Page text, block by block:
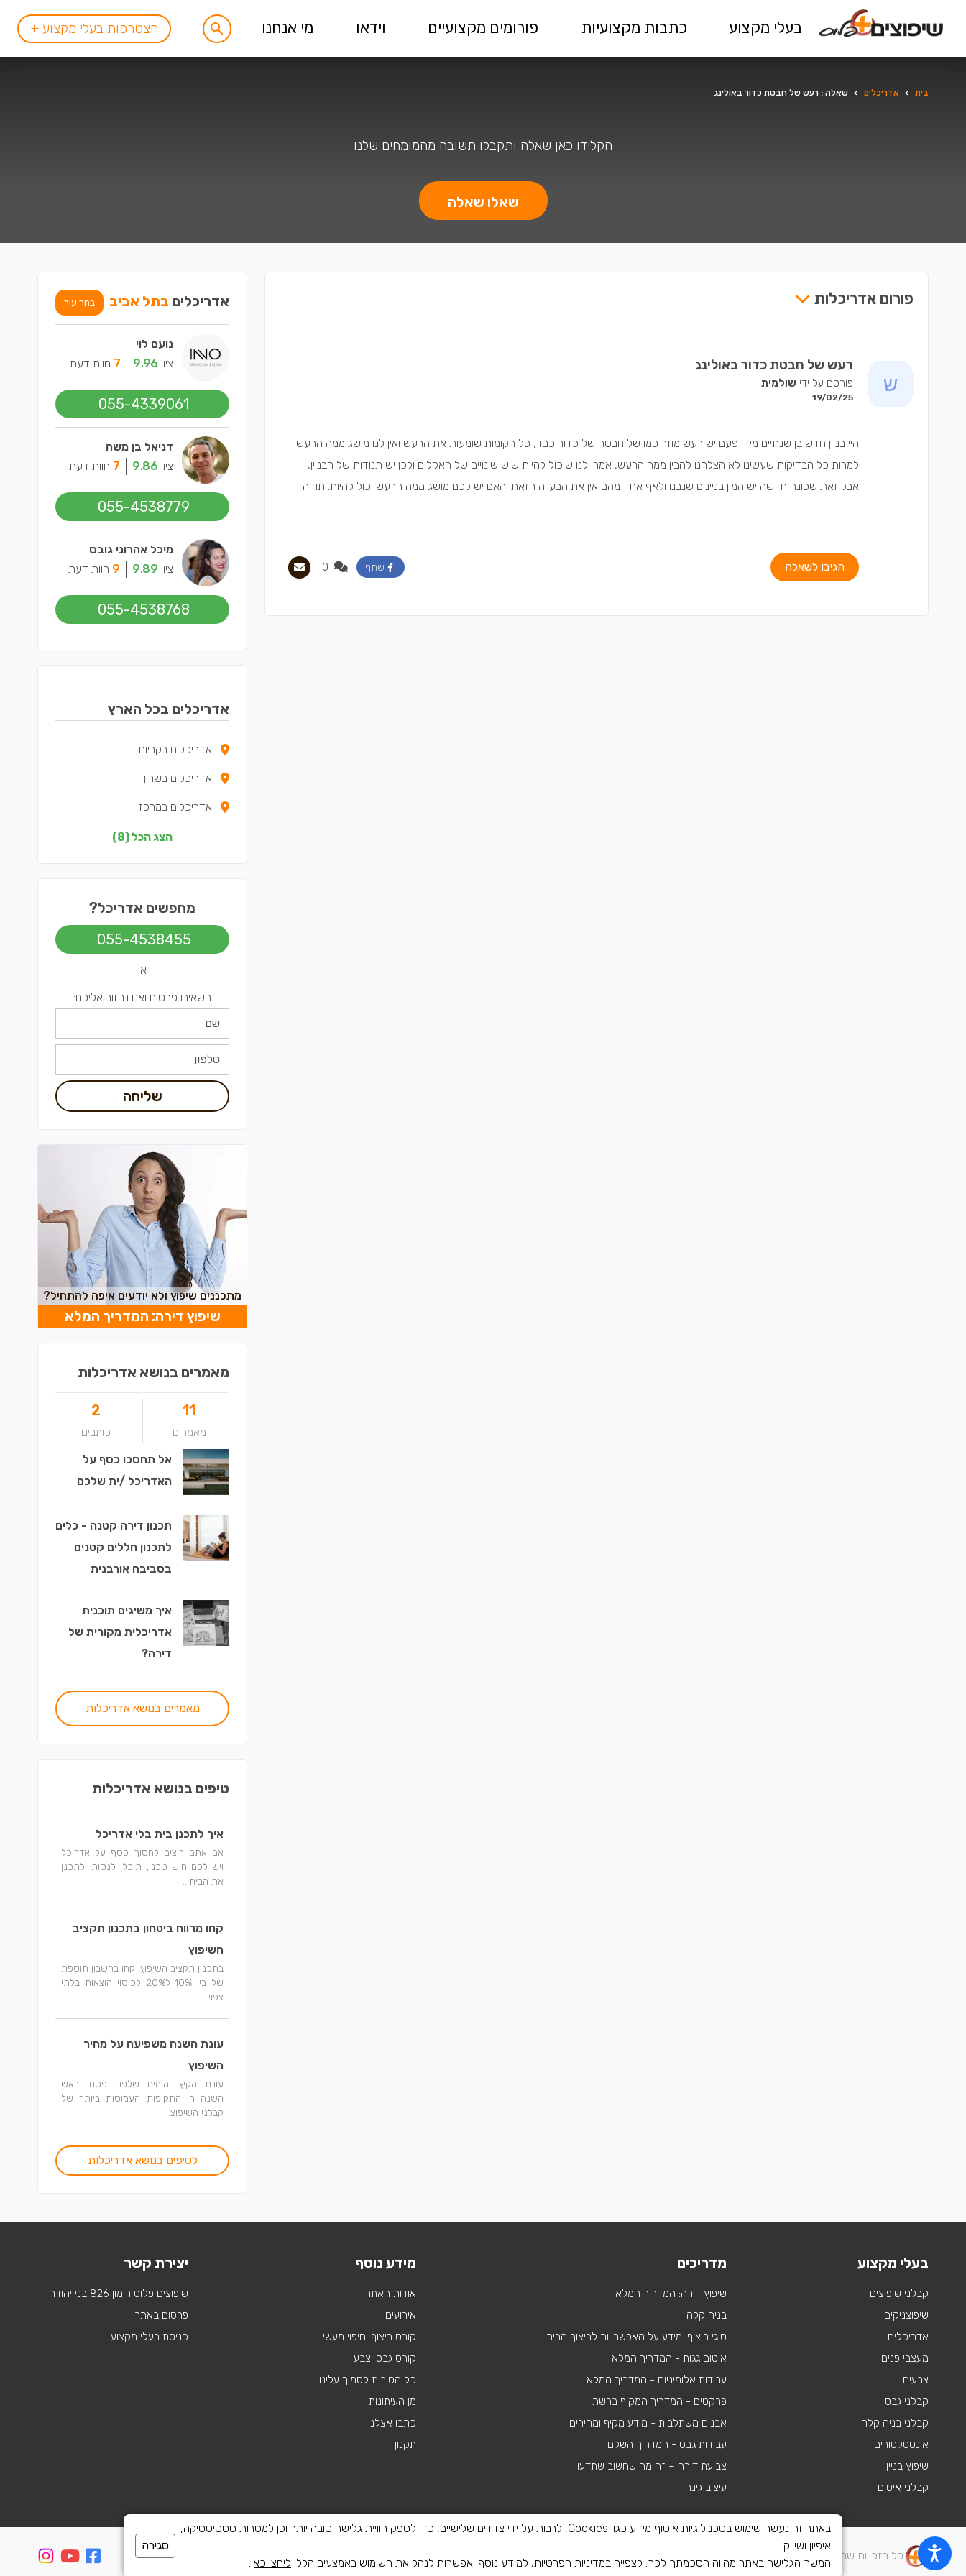
בעלי מקצוע כתבות מקצועיות פורומים מקצועיים וידאו מי אנחנו הצטרפות בעלי מקצוע +
בית > אדריכלים > שאלה : רעש של חבטת כדור באולינג
הקלידו כאן שאלה ותקבלו תשובה מהמומחים שלנו
שאלו שאלה
פורום אדריכלות
רעש של חבטת כדור באולינג
פורסם על ידי שולמית
19/02/25
היי בניין חדש בן שנתיים מידי פעם יש רעש מוזר כמו של חבטה של כדור כבד, כל הקומות שומעות את הרעש ואין לנו מושג ממה הרעש
למרות כל הבדיקות שעשינו לא הצלחנו להבין ממה הרעש, אמרו לנו שיכול להיות שיש שינויים של האקלים ולכן יש תנודות של הבניין,
אבל זאת שכונה חדשה יש המון בניינים שנבנו ולאף אחד מהם אין את הבעייה הזאת. האם יש לכם מושג ממה הרעש יכול להיות. תודה
הגיבו לשאלה שתף
אדריכלים בתל אביב בחר עיר
נועם לוי
ציון 9.96
7 חוות דעת
055-4339061
דניאל בן משה
ציון 9.86
7 חוות דעת
055-4538779
מיכל אהרוני גובס
ציון 9.89
9 חוות דעת
055-4538768
אדריכלים בכל הארץ
אדריכלים בקריות
אדריכלים בשרון
אדריכלים במרכז
אדריכלים בצפון
אדריכלים בדרום
אדריכלים בירושלים
אדריכלים בתל אביב
הצג הכל (8)
מחפשים אדריכל?
055-4538455
או
השאירו פרטים ואנו נחזור אליכם:
שליחה
מתכננים שיפוץ ולא יודעים איפה להתחיל?
שיפוץ דירה: המדריך המלא
מאמרים בנושא אדריכלות
11
מאמרים
2
כותבים
אל תחסכו כסף על
האדריכל /ית שלכם
תכנון דירה קטנה - כלים
לתכנון חללים קטנים
בסביבה אורבנית
איך משיגים תוכנית
אדריכלית מקורית של
דירה?
מאמרים בנושא אדריכלות
טיפים בנושא אדריכלות
איך לתכנן בית בלי אדריכל
אם אתם רוצים לחסוך כסף על אדריכל
ויש לכם חוש טכני, תוכלו לנסות ולתכנן
את הבית...
קחו מרווח ביטחון בתכנון תקציב
השיפוץ
בתכנון תקציב השיפוץ, קחו בחשבון תוספת
של בין 10% ל20% לכיסוי הוצאות בלתי
צפוי...
עונת השנה משפיעה על מחיר
השיפוץ
עונת הקיץ והימים שלפני פסח וראש
השנה הן התקופות העמוסות ביותר של
קבלני השיפוצ...
לטיפים בנושא אדריכלות
בעלי מקצוע
קבלני שיפוצים
שיפוצניקים
אדריכלים
מעצבי פנים
צבעים
קבלני גבס
קבלני בניה קלה
אינסטלטורים
שיפוץ בניין
קבלני איטום
מדריכים
שיפוץ דירה: המדריך המלא
בניה קלה
סוגי ריצוף: מידע על האפשרויות לריצוף הבית
איטום גגות - המדריך המלא
עבודות אלומיניום - המדריך המלא
פרקטים - המדריך המקיף ברשת
אבנים משתלבות - מידע מקיף ומחירים
עבודות גבס - המדריך השלם
צביעת דירה – זה מה שחשוב שתדעו
עיצוב גינה
מידע נוסף
אודות האתר
אירועים
קורס ריצוף וחיפוי מעשי
קורס גבס וצבע
כל הסיבות לסמוך עלינו
מן העיתונות
כתבו אצלנו
תקנון
יצירת קשר
שיפוצים פלוס רימון 826 בני יהודה
פרסום באתר
כניסת בעלי מקצוע
כל הזכויות שמורות לשיפוצים פלוס 2010-2026
באתר זה נעשה שימוש בטכנולוגיות איסוף מידע כגון Cookies, לרבות על ידי צדדים שלישיים, כדי לספק חוויית גלישה טובה יותר וכן למטרות סטטיסטיקה,
איפיון ושיווק.
המשך הגלישה באתר מהווה הסכמתך לכך. לצפייה במדיניות הפרטיות, למידע נוסף ואפשרות לנהל את השימוש באמצעים הללו ליחצו כאן.
סגירה